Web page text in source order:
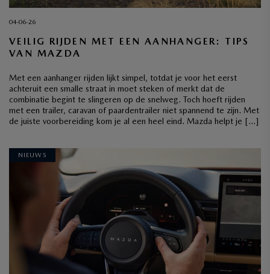
04-06-26
VEILIG RIJDEN MET EEN AANHANGER: TIPS
VAN MAZDA
Met een aanhanger rijden lijkt simpel, totdat je voor het eerst
achteruit een smalle straat in moet steken of merkt dat de
combinatie begint te slingeren op de snelweg. Toch hoeft rijden
met een trailer, caravan of paardentrailer niet spannend te zijn. Met
de juiste voorbereiding kom je al een heel eind. Mazda helpt je […]
NIEUWS